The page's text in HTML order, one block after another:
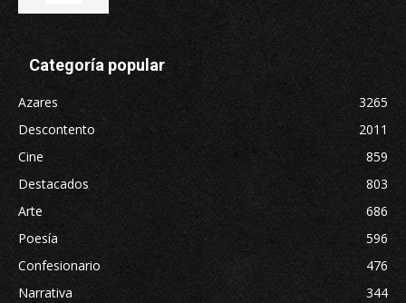
Categoría popular
Azares
3265
Descontento
2011
Cine
859
Destacados
803
Arte
686
Poesía
596
Confesionario
476
Narrativa
344